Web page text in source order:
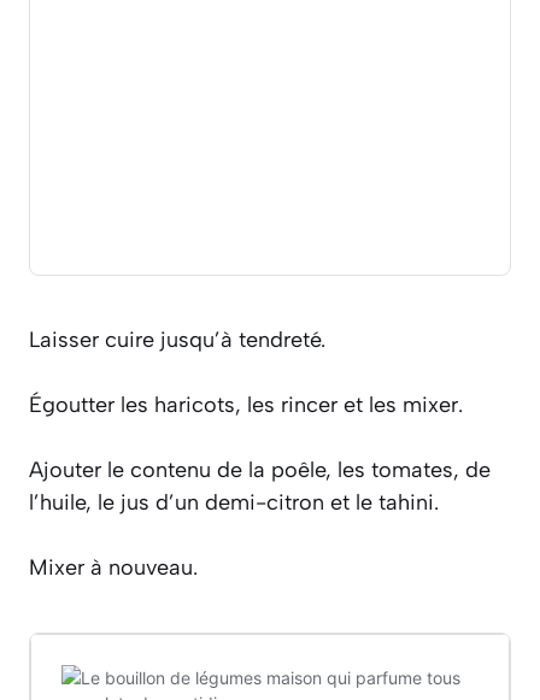
Laisser cuire jusqu’à tendreté.
Égoutter les haricots, les rincer et les mixer.
Ajouter le contenu de la poêle, les tomates, de
l’huile, le jus d’un demi-citron et le tahini.
Mixer à nouveau.